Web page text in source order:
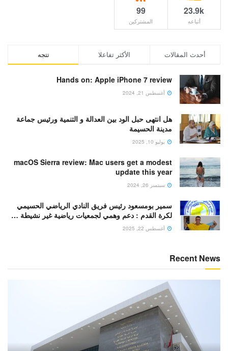
23.9k
أتباعه
99
المشتركين
تتجه الأكثر تفاعلا أحدث المقالات
Hands on: Apple iPhone 7 review
أغسطس 21, 2024
هل انتهى حبل الود بين العدالة و التنمية ورئيس جماعة
مدينة الحسيمة
يوليو 10, 2025
macOS Sierra review: Mac users get a modest
update this year
سبتمبر 26, 2024
سمير بومسعود رئيس فريق النادي الرياضي الحسيمي
لكرة القدم : دعم وهمي لجمعيات رياضية غير نشيطة …
أغسطس 22, 2025
Recent News